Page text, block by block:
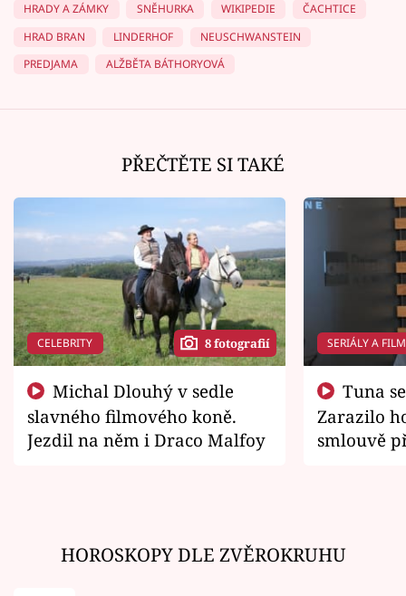
HRADY A ZÁMKY
SNĚHURKA WIKIPEDIE
ČACHTICE
HRAD BRAN
LINDERHOF
NEUSCHWANSTEIN
PREDJAMA
ALŽBĚTA BÁTHORYOVÁ
PŘEČTĚTE SI TAKÉ
CELEBRITY 8 fotografií
slavného filmového koně.
Jezdil na něm i Draco Malfoy
SERIÁLY A
Zarazilo
smlouvě
HOROSKOPY DLE ZVĚROKRUHU